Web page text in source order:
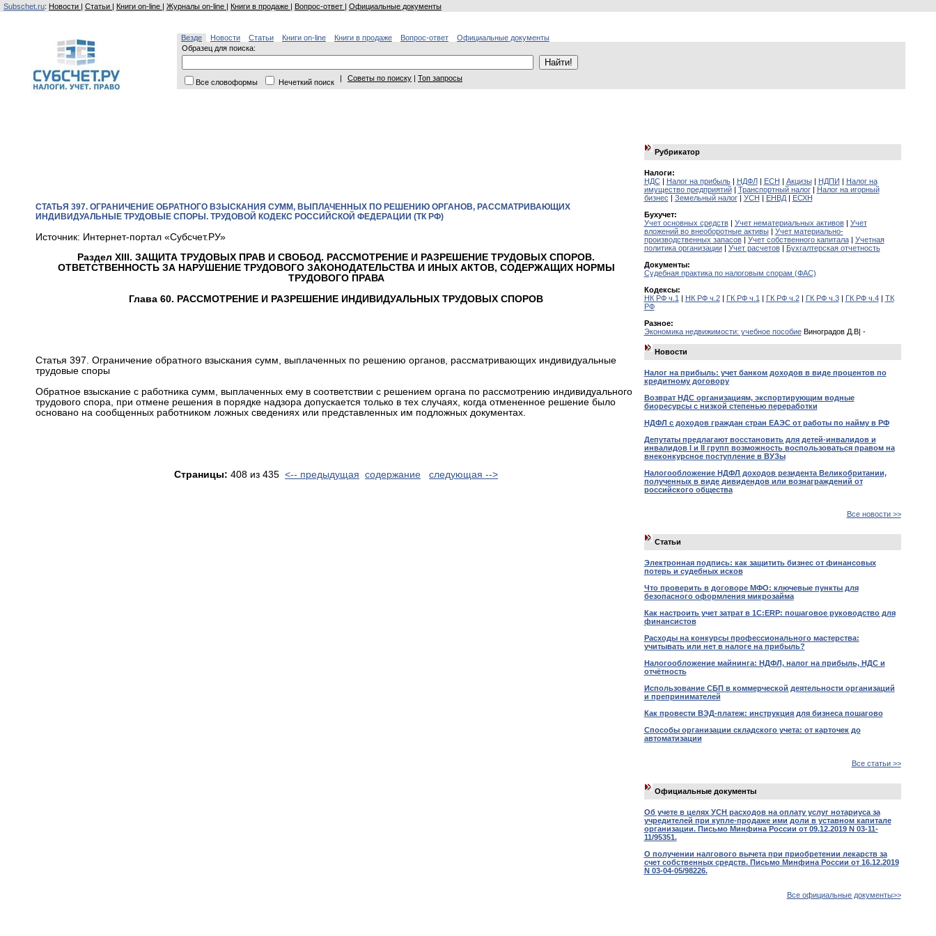
Subschet.ru: Новости | Статьи | Книги on-line | Журналы on-line | Книги в продаже | Вопрос-ответ | Официальные документы
Везде Новости Статьи Книги on-line Книги в продаже Вопрос-ответ
Официальные документы
Образец для поиска:
Все словоформы Нечеткий поиск | Советы по поиску | Топ запросы
СТАТЬЯ 397. ОГРАНИЧЕНИЕ ОБРАТНОГО ВЗЫСКАНИЯ СУММ, ВЫПЛАЧЕННЫХ ПО РЕШЕНИЮ ОРГАНОВ, РАССМАТРИВАЮЩИХ
ИНДИВИДУАЛЬНЫЕ ТРУДОВЫЕ СПОРЫ. ТРУДОВОЙ КОДЕКС РОССИЙСКОЙ ФЕДЕРАЦИИ (ТК РФ)
Источник: Интернет-портал «Субсчет.РУ»
Раздел XIII. ЗАЩИТА ТРУДОВЫХ ПРАВ И СВОБОД. РАССМОТРЕНИЕ И РАЗРЕШЕНИЕ ТРУДОВЫХ СПОРОВ.
ОТВЕТСТВЕННОСТЬ ЗА НАРУШЕНИЕ ТРУДОВОГО ЗАКОНОДАТЕЛЬСТВА И ИНЫХ АКТОВ, СОДЕРЖАЩИХ НОРМЫ
ТРУДОВОГО ПРАВА
Глава 60. РАССМОТРЕНИЕ И РАЗРЕШЕНИЕ ИНДИВИДУАЛЬНЫХ ТРУДОВЫХ СПОРОВ
Статья 397. Ограничение обратного взыскания сумм, выплаченных по решению органов, рассматривающих индивидуальные
трудовые споры
Обратное взыскание с работника сумм, выплаченных ему в соответствии с решением органа по рассмотрению индивидуального
трудового спора, при отмене решения в порядке надзора допускается только в тех случаях, когда отмененное решение было
основано на сообщенных работником ложных сведениях или представленных им подложных документах.
Страницы: 408 из 435 <-- предыдущая cодержание следующая -->
Рубрикатор
Налоги:
НДС| Налог на прибыль| НДФЛ| ЕСН | Акцизы| НДПИ | Налог на
имущество предприятий| Транспортный налог| Налог на игорный
бизнес | Земельный налог| УСН | ЕНВД| ЕСХН
Бухучет:
Учет основных средств| Учет нематериальных активов| Учет
вложений во внеоборотные активы| Учет материально-
производственных запасов| Учет собственного капитала| Учетная
политика организации| Учет расчетов| Бухгалтерская отчетность
Документы:
Судебная практика по налоговым спорам (ФАС)
Кодексы:
НК РФ ч.1 | НК РФ ч.2| ГК РФ ч.1 | ГК РФ ч.2| ГК РФ ч.3| ГК РФ ч.4| ТК
РФ
Разное:
Экономика недвижимости: учебное пособиеВиноградов Д.В| -
Новости
Налог на прибыль: учет банком доходов в виде процентов по
кредитному договору
Возврат НДС организациям, экспортирующим водные
биоресурсы с низкой степенью переработки
НДФЛ с доходов граждан стран ЕАЭС от работы по найму в РФ
Депутаты предлагают восстановить для детей-инвалидов и
инвалидов I и II групп возможность воспользоваться правом на
внеконкурсное поступление в ВУЗы
Налогообложение НДФЛ доходов резидента Великобритании,
полученных в виде дивидендов или вознаграждений от
российского общества
Все новости >>
Статьи
Электронная подпись: как защитить бизнес от финансовых
потерь и судебных исков
Что проверить в договоре МФО: ключевые пункты для
безопасного оформления микрозайма
Как настроить учет затрат в 1С:ERP: пошаговое руководство для
финансистов
Расходы на конкурсы профессионального мастерства:
учитывать или нет в налоге на прибыль?
Налогообложение майнинга: НДФЛ, налог на прибыль, НДС и
отчётность
Использование СБП в коммерческой деятельности организаций
и препринимателей
Как провести ВЭД-платеж: инструкция для бизнеса пошагово
Способы организации складского учета: от карточек до
автоматизации
Все статьи >>
Официальные документы
Об учете в целях УСН расходов на оплату услуг нотариуса за
учредителей при купле-продаже ими доли в уставном капитале
организации. Письмо Минфина России от 09.12.2019 N 03-11-
11/95351.
О получении налгового вычета при приобретении лекарств за
счет собственных средств. Письмо Минфина России от 16.12.2019
N 03-04-05/98226.
Все официальные документы>>